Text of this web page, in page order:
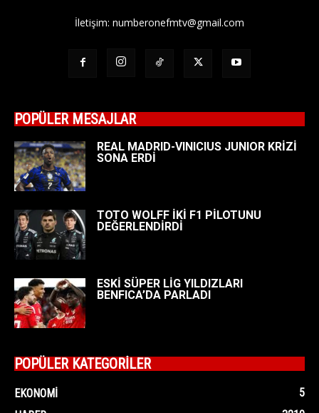
İletişim: numberonefmtv@gmail.com
POPÜLER MESAJLAR
REAL MADRID-VINICIUS JUNIOR KRİZİ
SONA ERDİ
TOTO WOLFF İKİ F1 PİLOTUNU
DEĞERLENDİRDİ
ESKİ SÜPER LİG YILDIZLARI
BENFICA’DA PARLADI
POPÜLER KATEGORİLER
EKONOMI
5